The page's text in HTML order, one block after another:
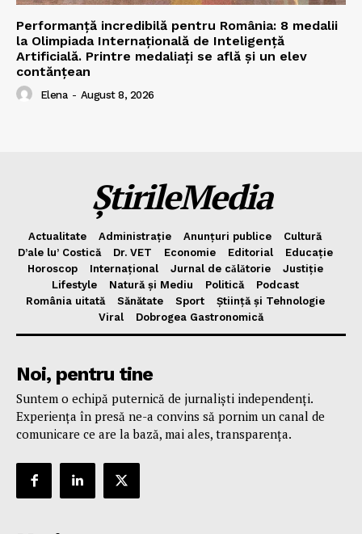
Performanță incredibilă pentru România: 8 medalii
la Olimpiada Internațională de Inteligență
Artificială. Printre medaliați se află și un elev
contănțean
Elena - August 8, 2026
ȘtirileMedia
Actualitate Administrație Anunțuri publice
Cultură
D’ale lu’ Costică
Dr. VET Economie Editorial
Educație
Horoscop
Internațional Jurnal de cǎlǎtorie
Justiție
Lifestyle
Natură și Mediu Politică
Podcast
România uitată
Sănătate Sport
Știință și Tehnologie
Viral
Dobrogea Gastronomică
Noi, pentru tine
Suntem o echipă puternică de jurnaliști independenți.
Experiența în presă ne-a convins să pornim un canal de
comunicare ce are la bază, mai ales, transparența.